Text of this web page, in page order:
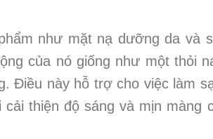
như mặt nạ dưỡng da và
của nó giống như một thỏi
Điều này hỗ trợ cho việc làm
thiện độ sáng và mịn màng